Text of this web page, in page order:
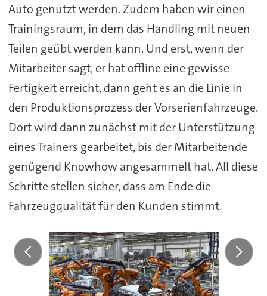
Auto genutzt werden. Zudem haben wir einen
Trainingsraum, in dem das Handling mit neuen
Teilen geübt werden kann. Und erst, wenn der
Mitarbeiter sagt, er hat offline eine gewisse
Fertigkeit erreicht, dann geht es an die Linie in
den Produktionsprozess der Vorserienfahrzeuge.
Dort wird dann zunächst mit der Unterstützung
eines Trainers gearbeitet, bis der Mitarbeitende
genügend Knowhow angesammelt hat. All diese
Schritte stellen sicher, dass am Ende die
Fahrzeugqualität für den Kunden stimmt.